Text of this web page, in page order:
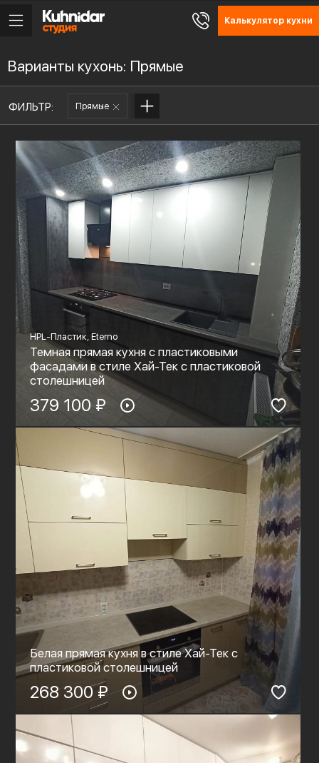
Калькулятор кухни
Варианты кухонь: Прямые
ФИЛЬТР: Прямые
HPL-Пластик, Eterno
Темная прямая кухня с пластиковыми
фасадами в стиле Хай-Тек с пластиковой
столешницей
379 100 ₽
Белая прямая кухня в стиле Хай-Тек с
пластиковой столешницей
268 300 ₽